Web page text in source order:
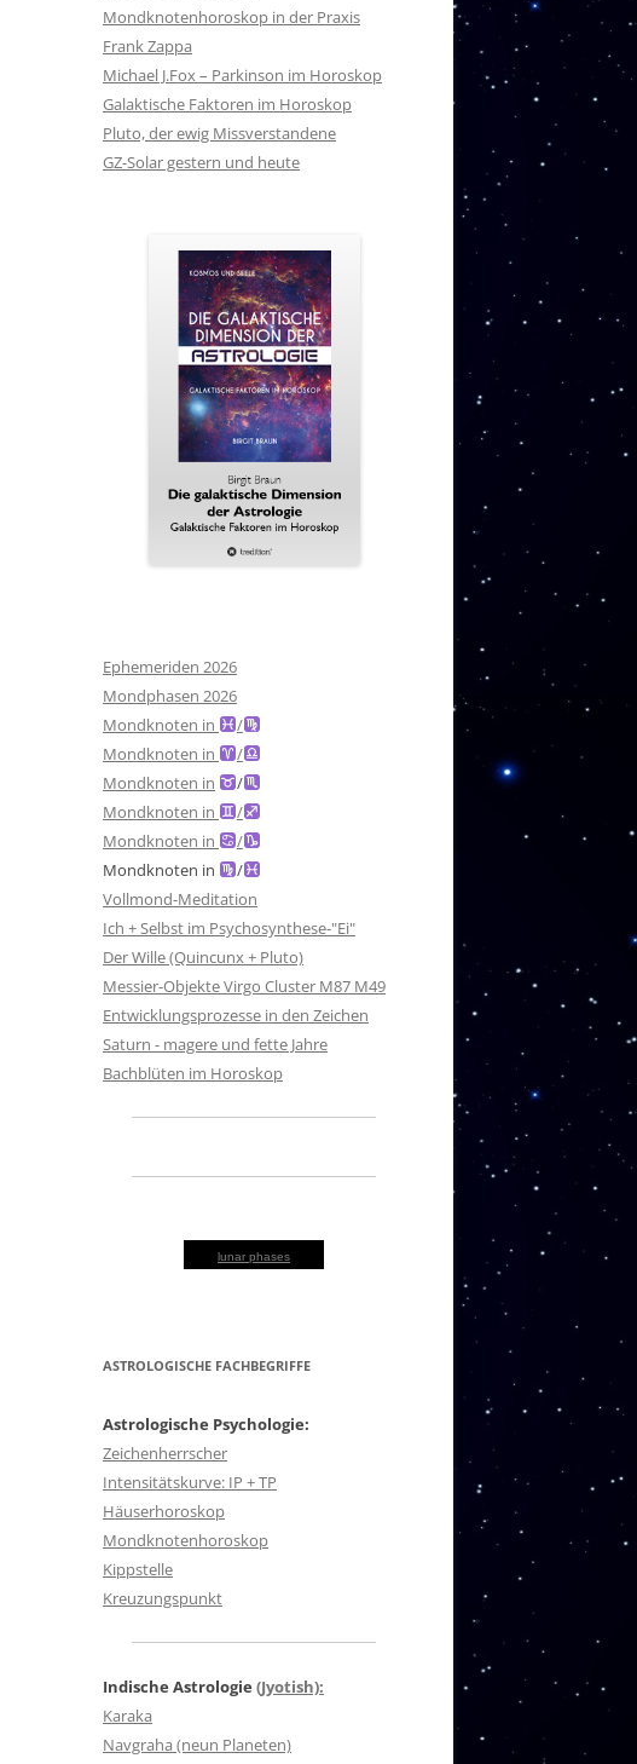
Mondknotenhoroskop in der Praxis
Frank Zappa
Michael J.Fox – Parkinson im Horoskop
Galaktische Faktoren im Horoskop
Pluto, der ewig Missverstandene
GZ-Solar gestern und heute
Ephemeriden 2026
Mondphasen 2026
Mondknoten in
/
Mondknoten in
/
Mondknoten in
/
Mondknoten in
/
Mondknoten in
/
Mondknoten in
/
Vollmond-Meditation
Ich + Selbst im Psychosynthese-"Ei"
Der Wille (Quincunx + Pluto)
Messier-Objekte Virgo Cluster M87 M49
Entwicklungsprozesse in den Zeichen
Saturn - magere und fette Jahre
Bachblüten im Horoskop
lunar phases
ASTROLOGISCHE FACHBEGRIFFE
Astrologische Psychologie:
Zeichenherrscher
Intensitätskurve: IP + TP
Häuserhoroskop
Mondknotenhoroskop
Kippstelle
Kreuzungspunkt
Indische Astrologie (Jyotish):
Karaka
Navgraha (neun Planeten)